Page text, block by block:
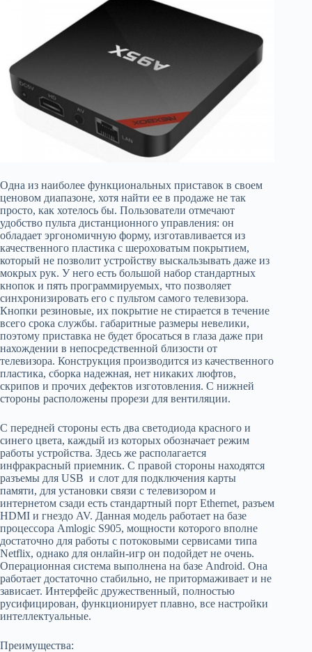
Одна из наиболее функциональных приставок в своем
ценовом диапазоне, хотя найти ее в продаже не так
просто, как хотелось бы. Пользователи отмечают
удобство пульта дистанционного управления: он
обладает эргономичную форму, изготавливается из
качественного пластика с шероховатым покрытием,
который не позволит устройству выскальзывать даже из
мокрых рук. У него есть большой набор стандартных
кнопок и пять программируемых, что позволяет
синхронизировать его с пультом самого телевизора.
Кнопки резиновые, их покрытие не стирается в течение
всего срока службы. габаритные размеры невелики,
поэтому приставка не будет бросаться в глаза даже при
нахождении в непосредственной близости от
телевизора. Конструкция производится из качественного
пластика, сборка надежная, нет никаких люфтов,
скрипов и прочих дефектов изготовления. С нижней
стороны расположены прорези для вентиляции.
С передней стороны есть два светодиода красного и
синего цвета, каждый из которых обозначает режим
работы устройства. Здесь же располагается
инфракрасный приемник. С правой стороны находятся
разъемы для USB и слот для подключения карты
памяти, для установки связи с телевизором и
интернетом сзади есть стандартный порт Ethernet, разъем
HDMI и гнездо AV. Данная модель работает на базе
процессора Amlogic S905, мощности которого вполне
достаточно для работы с потоковыми сервисами типа
Netflix, однако для онлайн-игр он подойдет не очень.
Операционная система выполнена на базе Android. Она
работает достаточно стабильно, не притормаживает и не
зависает. Интерфейс дружественный, полностью
русифицирован, функционирует плавно, все настройки
интеллектуальные.
Преимущества: